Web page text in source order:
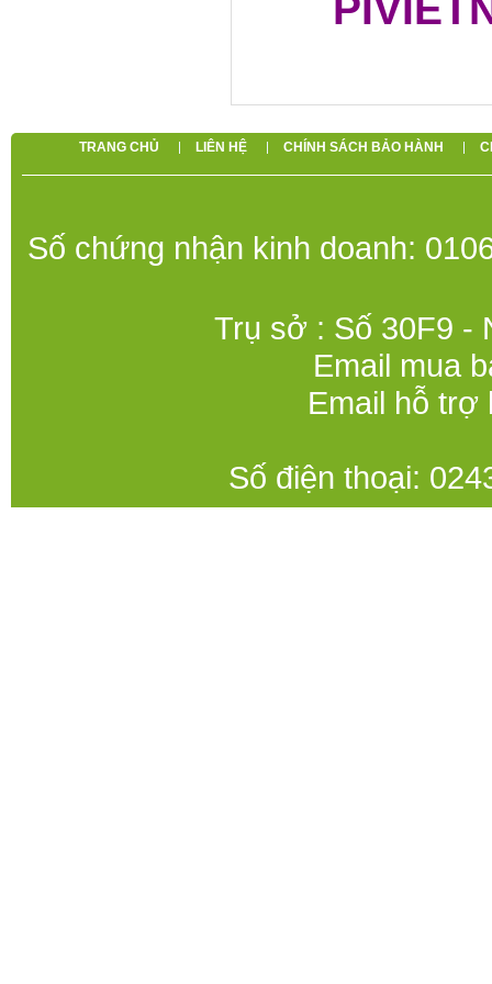
TRANG CHỦ LIÊN HỆ CHÍNH SÁCH BẢO HÀNH
Số chứng nhận kinh doanh:
Trụ sở : Số 30F9 -
Email mua
Email hỗ trợ
Số điện thoại: